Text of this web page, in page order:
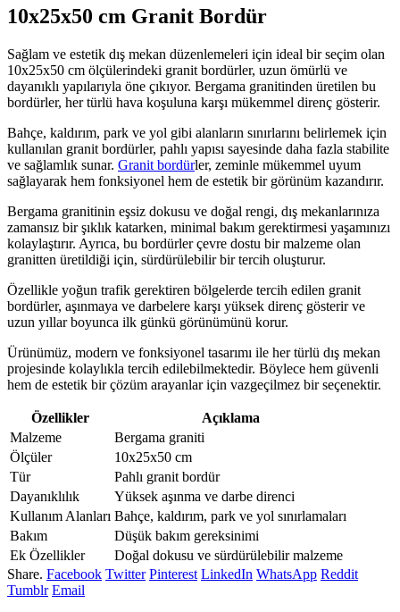
10x25x50 cm Granit Bordür
Sağlam ve estetik dış mekan düzenlemeleri için ideal bir seçim olan
10x25x50 cm ölçülerindeki granit bordürler, uzun ömürlü ve
dayanıklı yapılarıyla öne çıkıyor. Bergama granitinden üretilen bu
bordürler, her türlü hava koşuluna karşı mükemmel direnç gösterir.
Bahçe, kaldırım, park ve yol gibi alanların sınırlarını belirlemek için
kullanılan granit bordürler, pahlı yapısı sayesinde daha fazla stabilite
ve sağlamlık sunar. Granit bordürler, zeminle mükemmel uyum
sağlayarak hem fonksiyonel hem de estetik bir görünüm kazandırır.
Bergama granitinin eşsiz dokusu ve doğal rengi, dış mekanlarınıza
zamansız bir şıklık katarken, minimal bakım gerektirmesi yaşamınızı
kolaylaştırır. Ayrıca, bu bordürler çevre dostu bir malzeme olan
granitten üretildiği için, sürdürülebilir bir tercih oluşturur.
Özellikle yoğun trafik gerektiren bölgelerde tercih edilen granit
bordürler, aşınmaya ve darbelere karşı yüksek direnç gösterir ve
uzun yıllar boyunca ilk günkü görünümünü korur.
Ürünümüz, modern ve fonksiyonel tasarımı ile her türlü dış mekan
projesinde kolaylıkla tercih edilebilmektedir. Böylece hem güvenli
hem de estetik bir çözüm arayanlar için vazgeçilmez bir seçenektir.
Özellikler
Açıklama
Malzeme
Bergama graniti
Ölçüler
10x25x50 cm
Tür
Pahlı granit bordür
Dayanıklılık
Yüksek aşınma ve darbe direnci
Kullanım Alanları Bahçe, kaldırım, park ve yol sınırlamaları
Bakım
Düşük bakım gereksinimi
Ek Özellikler
Doğal dokusu ve sürdürülebilir malzeme
Share. Facebook Twitter Pinterest LinkedIn WhatsApp Reddit
Tumblr Email